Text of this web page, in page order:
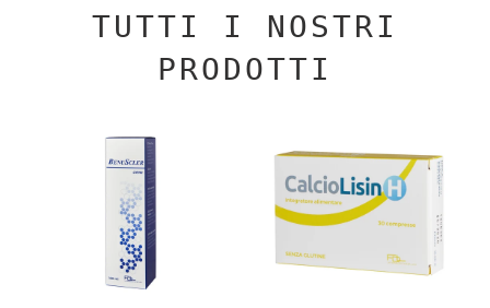
TUTTI I NOSTRI
PRODOTTI